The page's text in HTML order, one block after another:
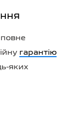
гарантію
яких